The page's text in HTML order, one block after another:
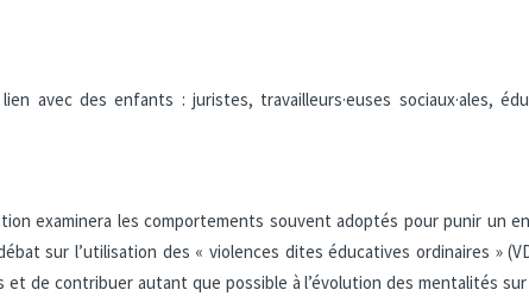
avec des enfants : juristes, travailleurs·euses sociaux·ales,
examinera les comportements souvent adoptés pour punir un
sur l’utilisation des « violences dites éducatives ordinaires »
de contribuer autant que possible à l’évolution des mentalités